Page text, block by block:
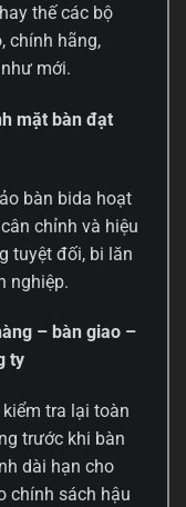
thế các bộ
chính hãng,
mới.
mặt bàn đạt
bàn bida hoạt
chỉnh và hiệu
tuyệt đối, bi lăn
nghiệp.
– bàn giao –
ty
tra lại toàn
trước khi bàn
dài hạn cho
chính sách hậu